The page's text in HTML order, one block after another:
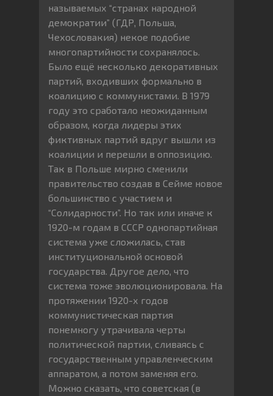
называемых “странах народной
демократии” (ГДР, Польша,
Чехословакия) некое подобие
многопартийности сохранялось.
Было ещё несколько декоративных
партий, входивших формально в
коалицию с коммунистами. В 1979
году это сработало неожиданным
образом, когда лидеры этих
фиктивных партий вдруг вышли из
коалиции и перешли в оппозицию.
Так в Польше мирно сменили
правительство создав в Сейме новое
большинство с участием и
“Солидарности”. Но так или иначе к
1920-м годам в СССР однопартийная
система уже сложилась, став
институциональной основой
государства. Другое дело, что
система тоже эволюционировала. На
протяжении 1920-х годов
коммунистическая партия
понемногу утрачивала черты
политической партии, сливаясь с
государственным управленческим
аппаратом, а потом заменяя его.
Можно сказать, что советская (в